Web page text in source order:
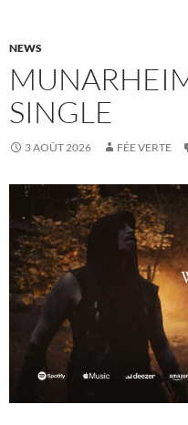
NEWS
SINGLE
3 AOÛT 2026 FÉE VERTE